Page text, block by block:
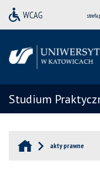
strefa
Studium
akty prawne